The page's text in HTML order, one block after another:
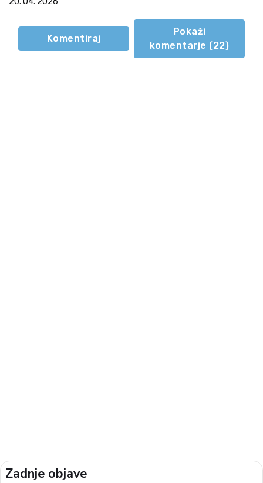
Komentiraj
Pokaži
komentarje (22)
Zadnje objave